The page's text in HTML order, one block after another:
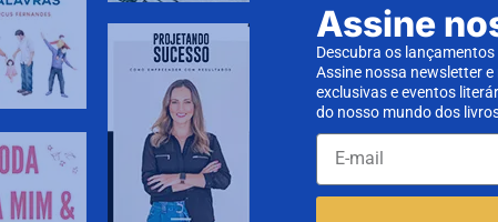
Assine
Descubra os
Assine nossa newsletter
exclusivas e eventos
do nosso mundo dos